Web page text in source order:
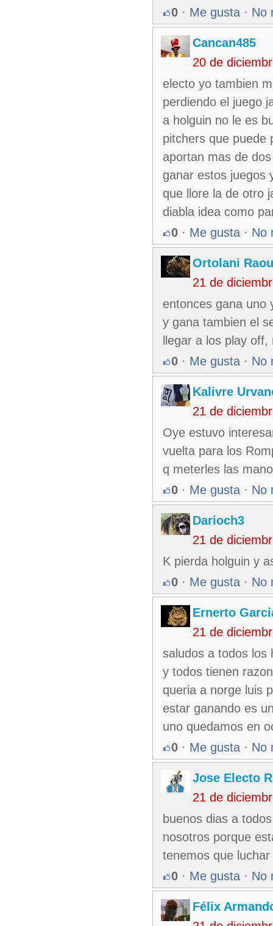
0 · Me gusta · No
Cancan485
20 de
electo yo tambien
perdiendo el juego
a holguin no le es
pitchers que puede
aportan mas de
ganar estos juegos
que llore la de otro
diabla idea como
0 · Me gusta · No
Ortolani
21 de
entonces gana uno
y gana tambien el
llegar a los play
0 · Me gusta · No
Kalivre
21 de
Oye estuvo
vuelta para los
q meterles las
0 · Me gusta · No
Darioch3
21 de
K pierda holguin y
0 · Me gusta · No
Ernerto
21 de
saludos a todos los
y todos tienen
queria a norge luis
estar ganando es
uno quedamos en
0 · Me gusta · No
Jose Electo
21 de
buenos dias a
nosotros porque
tenemos que
0 · Me gusta · No
Félix